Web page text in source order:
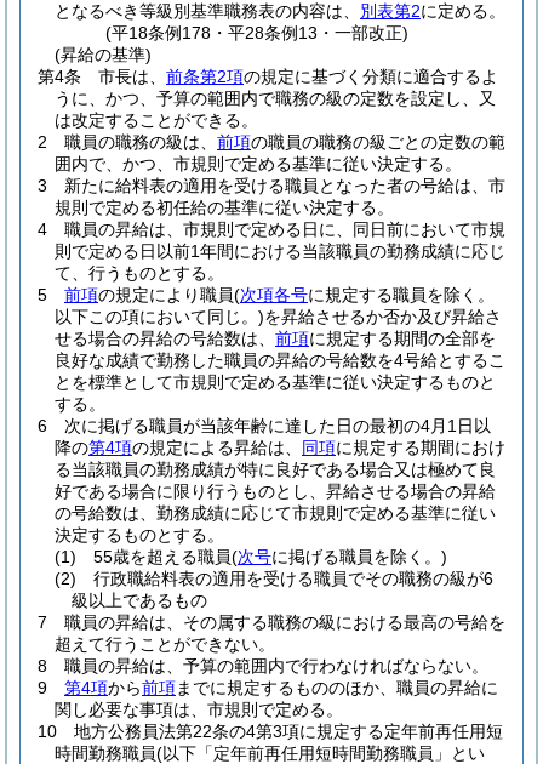
となるべき等級別基準職務表の内容は、 別表第2に定める。
(平18条例178・平28条例13・一部改正)
(昇給の基準)
第4条
市長は、 前条第2項の規定に基づく分類に適合するよ
うに、かつ、予算の範囲内で職務の級の定数を設定し、又
は改定することができる。
2
職員の職務の級は、 前項の職員の職務の級ごとの定数の範
囲内で、かつ、市規則で定める基準に従い決定する。
3
新たに給料表の適用を受ける職員となった者の号給は、市
規則で定める初任給の基準に従い決定する。
4
職員の昇給は、市規則で定める日に、同日前において市規
則で定める日以前1年間における当該職員の勤務成績に応じ
て、行うものとする。
5
前項の規定により職員(次項各号に規定する職員を除く。
以下この項において同じ。)を昇給させるか否か及び昇給さ
せる場合の昇給の号給数は、 前項に規定する期間の全部を
良好な成績で勤務した職員の昇給の号給数を4号給とするこ
とを標準として市規則で定める基準に従い決定するものと
する。
6
次に掲げる職員が当該年齢に達した日の最初の4月1日以
降の第4項の規定による昇給は、 同項に規定する期間におけ
る当該職員の勤務成績が特に良好である場合又は極めて良
好である場合に限り行うものとし、昇給させる場合の昇給
の号給数は、勤務成績に応じて市規則で定める基準に従い
決定するものとする。
(1)
55歳を超える職員(次号に掲げる職員を除く。)
(2)
行政職給料表の適用を受ける職員でその職務の級が6
級以上であるもの
7
職員の昇給は、その属する職務の級における最高の号給を
超えて行うことができない。
8
職員の昇給は、予算の範囲内で行わなければならない。
9
第4項から前項までに規定するもののほか、職員の昇給に
関し必要な事項は、市規則で定める。
10
地方公務員法第22条の4第3項に規定する定年前再任用短
時間勤務職員(以下「定年前再任用短時間勤務職員」とい